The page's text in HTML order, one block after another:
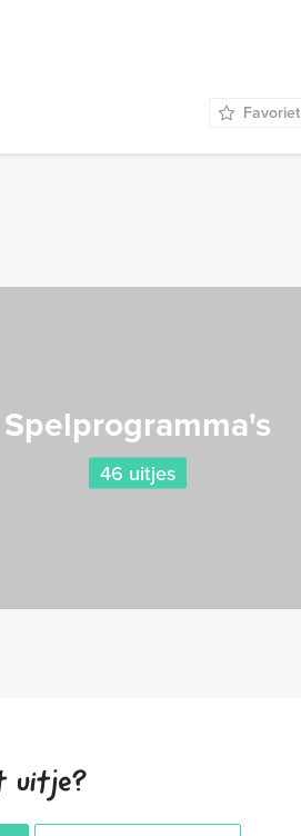
Favoriet
Spelprogramma's
46 uitjes
uitje?